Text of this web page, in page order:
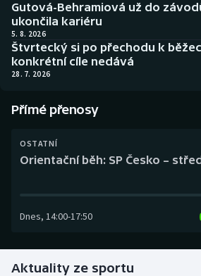
Biatlon
Boby a skeleton
Curling
Dostihy
Futsal
Golf
Aplikace ČT sport
AZ kvíz
Gutová-Behramiová už do
ukončila kariéru
5. 8. 2026
Štvrtecký si po přechodu k
konkrétní cíle nedává
28. 7. 2026
Přímé přenosy
OSTATNÍ
Orientační běh: SP Česko –
Dnes, 14:00-17:50
Aktuality ze sportu